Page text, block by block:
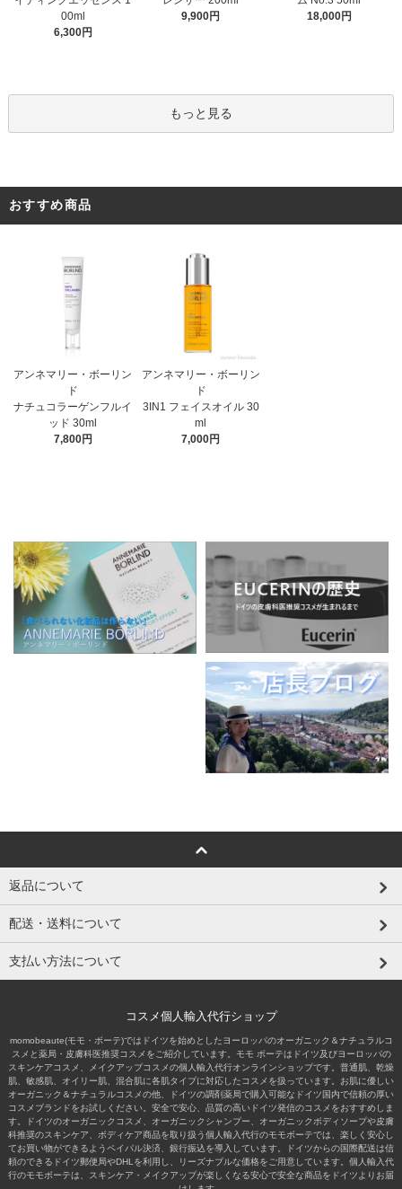
00ml
6,300円
9,900円
18,000円
もっと見る
おすすめ商品
アンネマリー・ボーリン
ド
ナチュコラーゲンフルイ
ッド 30ml
7,800円
アンネマリー・ボーリン
ド
3IN1 フェイスオイル 30
ml
7,000円
返品について
配送・送料について
支払い方法について
コスメ個人輸入代行ショップ
momobeaute(モモ・ボーテ)ではドイツを始めとしたヨーロッパのオーガニック＆ナチュラルコ
スメと薬局・皮膚科医推奨コスメをご紹介しています。モモ ボーテはドイツ及びヨーロッパの
スキンケアコスメ、メイクアップコスメの個人輸入代行オンラインショップです。普通肌、乾燥
肌、敏感肌、オイリー肌、混合肌に各肌タイプに対応したコスメを扱っています。お肌に優しい
オーガニック＆ナチュラルコスメの他、ドイツの調剤薬局で購入可能なドイツ国内で信頼の厚い
コスメブランドをお試しください。安全で安心、品質の高いドイツ発信のコスメをおすすめしま
す。ドイツのオーガニックコスメ、オーガニックシャンプー、オーガニックボディソープや皮膚
科推奨のスキンケア、ボディケア商品を取り扱う個人輸入代行のモモボーテでは、楽しく安心し
てお買い物ができるようペイパル決済、銀行振込を導入しています。ドイツからの国際配送は信
頼のできるドイツ郵便局やDHLを利用し、リーズナブルな価格をご用意しています。個人輸入代
行のモモボーテは、スキンケア・メイクアップが楽しくなる安心で安全な商品をドイツよりお届